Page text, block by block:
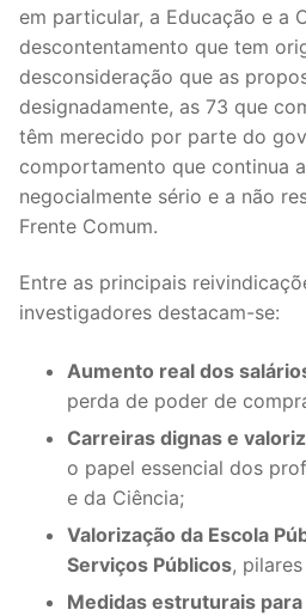
PARTICULAR / IPSS /
ENSINO SUPERIOR
PROFESSORES
DOCENTES
Área de Sócios
Contactos
em particular, a Educação e a
descontentamento que tem
desconsideração que as
designadamente, as 73 que
têm merecido por parte do
comportamento que continua
negocialmente sério e a não
Frente Comum.
Entre as principais
investigadores destacam-se:
Aumento real dos
perda de poder de
Carreiras dignas e
o papel essencial dos
e da Ciência;
Valorização da Escola
Serviços Públicos,
Medidas estruturais